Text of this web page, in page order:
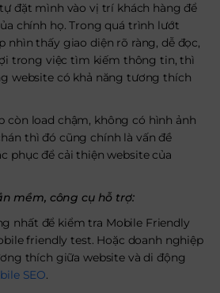
đặt mình vào vị trí khách hàng để
chính họ. Trong quá trình lướt
nhìn thấy giao diện rõ ràng, dễ đọc,
trong việc tìm kiếm thông tin, thì
website có khả năng tương thích
còn load chậm, không có hình ảnh
thì đó cũng chính là vấn đề
phục để cải thiện website của
mềm, công cụ hỗ trợ:
nhất để kiểm tra Mobile Friendly
friendly test. Hoặc doanh nghiệp
thích giữa website và di động
SEO.